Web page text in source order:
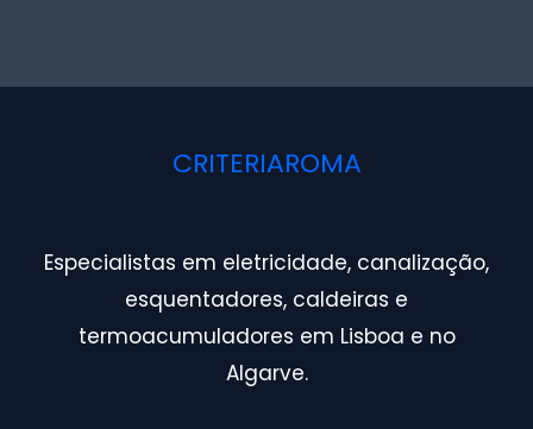
CRITERIAROMA
Especialistas em eletricidade, canalização,
esquentadores, caldeiras e
termoacumuladores em Lisboa e no
Algarve.